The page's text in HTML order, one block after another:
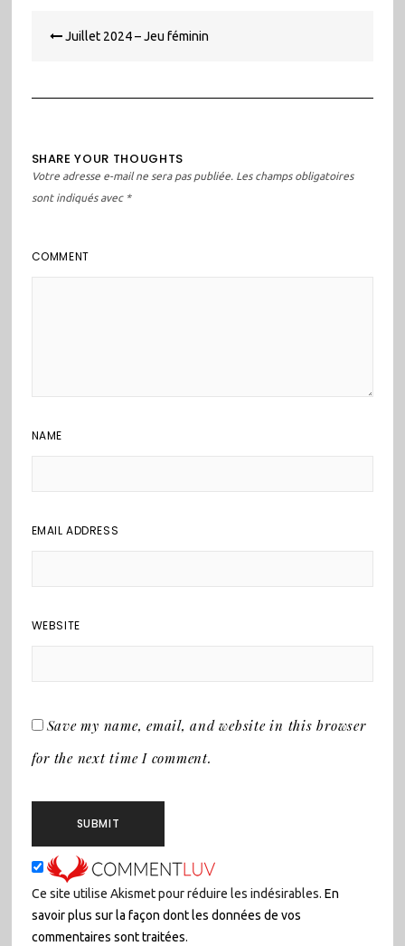
de Juillet 2024 – Jeu féminin
SHARE YOUR THOUGHTS
Votre adresse e-mail ne sera pas publiée. Les champs obligatoires
sont indiqués avec *
COMMENT
NAME
EMAIL ADDRESS
WEBSITE
Save my name, email, and website in this browser
for the next time I comment.
Ce site utilise Akismet pour réduire les indésirables. En
savoir plus sur la façon dont les données de vos
commentaires sont traitées.